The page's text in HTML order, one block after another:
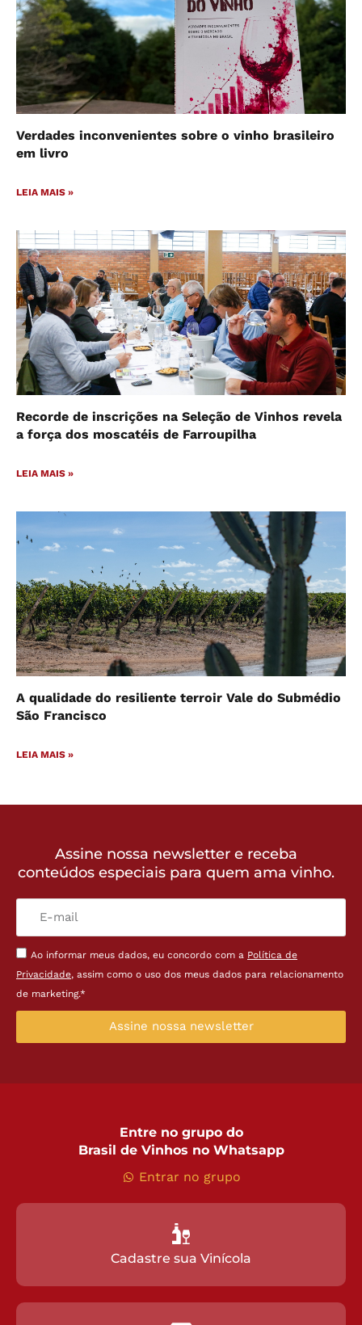
Verdades inconvenientes sobre o vinho brasileiro
em livro
LEIA MAIS »
Recorde de inscrições na Seleção de Vinhos revela
a força dos moscatéis de Farroupilha
LEIA MAIS »
A qualidade do resiliente terroir Vale do Submédio
São Francisco
LEIA MAIS »
Assine nossa newsletter e receba
conteúdos especiais para quem ama vinho.
Ao informar meus dados, eu concordo com a Política de
Privacidade, assim como o uso dos meus dados para relacionamento
de marketing.*
Assine nossa newsletter
Entre no grupo do
Brasil de Vinhos no Whatsapp
Entrar no grupo
Cadastre sua Vinícola